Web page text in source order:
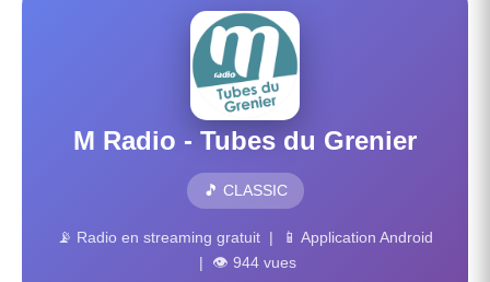
M Radio - Tubes du Grenier
🎵 CLASSIC
📡 Radio en streaming gratuit | 📱 Application Android
| 👁 944 vues